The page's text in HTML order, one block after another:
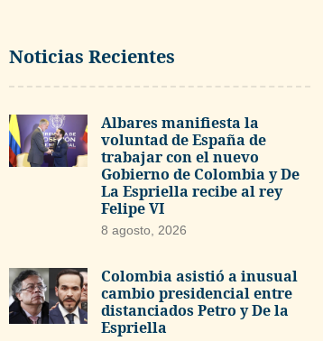
Noticias Recientes
Albares manifiesta la
voluntad de España de
trabajar con el nuevo
Gobierno de Colombia y De
La Espriella recibe al rey
Felipe VI
8 agosto, 2026
Colombia asistió a inusual
cambio presidencial entre
distanciados Petro y De la
Espriella